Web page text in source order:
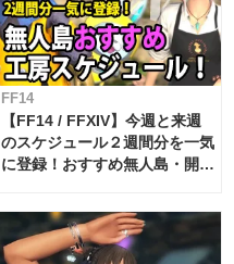
FF14
【FF14 / FFXIV】今週と来週
のスケジュール２週間分を一気
に登録！おすすめ無人島・開拓